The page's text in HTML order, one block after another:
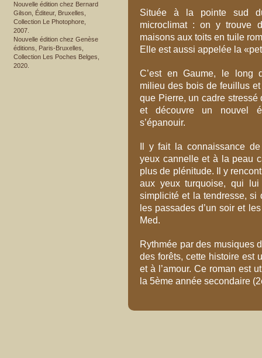
Nouvelle édition chez Bernard
Gilson, Éditeur, Bruxelles,
Collection Le Photophore,
2007.
Nouvelle édition chez Genèse
éditions, Paris-Bruxelles,
Collection Les Poches Belges,
2020.
Située à la pointe sud
microclimat : on y trouve
maisons aux toits en tuile
Elle est aussi appelée la
C’est en Gaume, le long
milieu des bois de feuillus
que Pierre, un cadre
et découvre un nouvel
s’épanouir.
Il y fait la connaissance
yeux cannelle et à la peau
plus de plénitude. Il y
aux yeux turquoise, qui
simplicité et la tendresse, si
les passades d’un soir et
Med.
Rythmée par des musiques
des forêts, cette histoire est
et à l’amour. Ce roman est
la 5ème année secondaire